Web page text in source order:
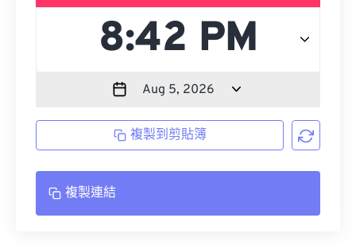
複製到剪貼簿
複製連結